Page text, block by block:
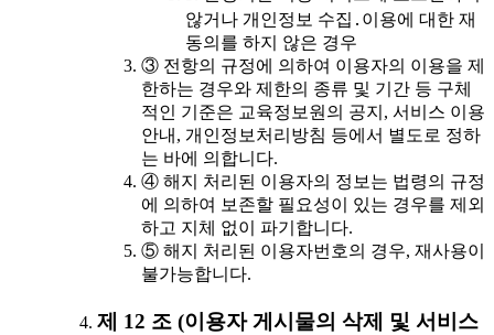
않거나 개인정보 수집․이용에 대한 재
동의를 하지 않은 경우
③ 전항의 규정에 의하여 이용자의 이용을 제
한하는 경우와 제한의 종류 및 기간 등 구체
적인 기준은 교육정보원의 공지, 서비스 이용
안내, 개인정보처리방침 등에서 별도로 정하
는 바에 의합니다.
④ 해지 처리된 이용자의 정보는 법령의 규정
에 의하여 보존할 필요성이 있는 경우를 제외
하고 지체 없이 파기합니다.
⑤ 해지 처리된 이용자번호의 경우, 재사용이
불가능합니다.
제 12 조 (이용자 게시물의 삭제 및 서비스